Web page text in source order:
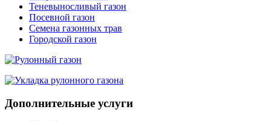
Теневыносливый газон
Посевной газон
Семена газонных трав
Городской газон
Дополнительные услуги